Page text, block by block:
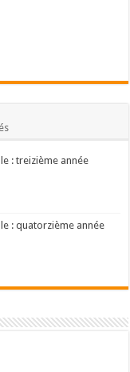
: treizième année
: quatorzième année